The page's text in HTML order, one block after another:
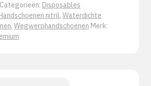
Categorieën: Disposables
nitril, Waterdichte
, Wegwerphandschoenen Merk: